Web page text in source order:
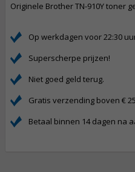
Originele Brother TN-910Y toner
Op werkdagen voor 22:30
Superscherpe prijzen!
Niet goed geld terug.
Gratis verzending boven €
Betaal binnen 14 dagen na